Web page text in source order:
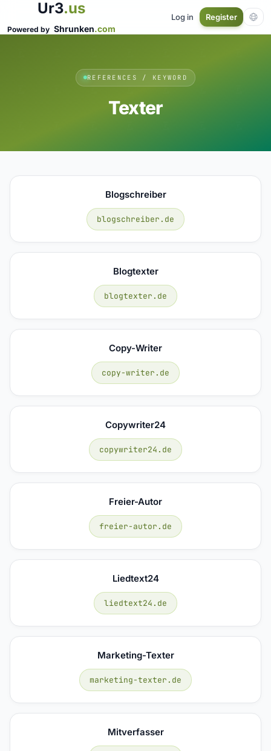
Ur3.us
Powered by Shrunken.com
Log in Register
REFERENCES / KEYWORD
Texter
Blogschreiber
blogschreiber.de
Blogtexter
blogtexter.de
Copy-Writer
copy-writer.de
Copywriter24
copywriter24.de
Freier-Autor
freier-autor.de
Liedtext24
liedtext24.de
Marketing-Texter
marketing-texter.de
Mitverfasser